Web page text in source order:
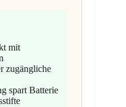
mit
zugängliche
spart Batterie